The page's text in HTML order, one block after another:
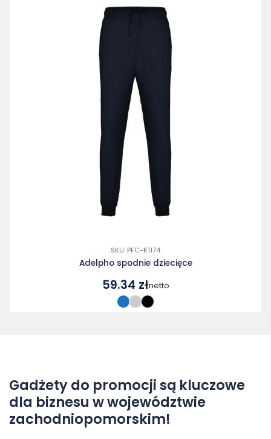
SKU: PFC-K1174
Adelpho spodnie dziecięce
59.34 złnetto
Gadżety do promocji są kluczowe
dla biznesu w województwie
zachodniopomorskim!